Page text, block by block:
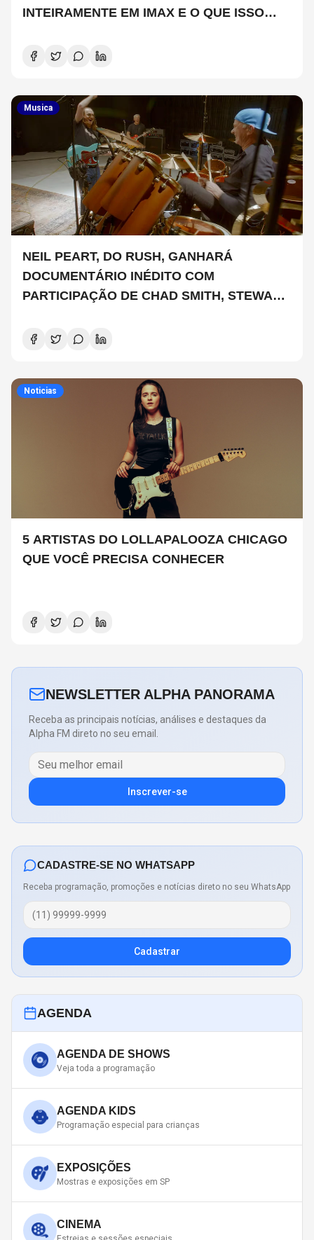
INTEIRAMENTE EM IMAX E O QUE ISSO
Musica
NEIL PEART, DO RUSH, GANHARÁ
DOCUMENTÁRIO INÉDITO COM
PARTICIPAÇÃO DE CHAD SMITH, STEWART
Noticias
5 ARTISTAS DO LOLLAPALOOZA CHICAGO
QUE VOCÊ PRECISA CONHECER
NEWSLETTER ALPHA PANORAMA
Receba as principais notícias, análises e destaques da
Alpha FM direto no seu email.
Inscrever-se
CADASTRE-SE NO WHATSAPP
Receba programação, promoções e notícias direto no seu WhatsApp
Cadastrar
AGENDA
AGENDA DE SHOWS
Veja toda a programação
AGENDA KIDS
Programação especial para crianças
EXPOSIÇÕES
Mostras e exposições em SP
CINEMA